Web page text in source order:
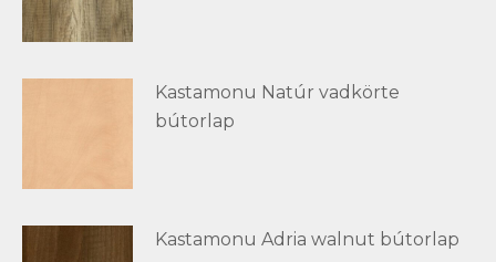
Kastamonu Natúr vadkörte
bútorlap
Kastamonu Adria walnut bútorlap